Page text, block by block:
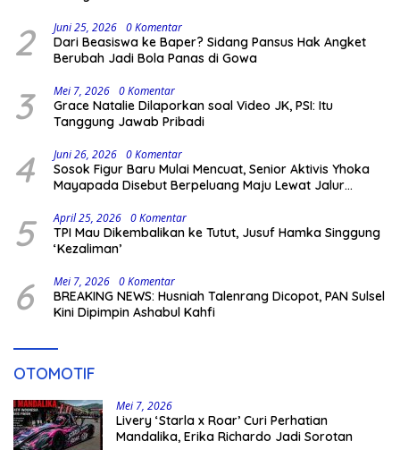
2 Juni 25, 2026 0 Komentar
Dari Beasiswa ke Baper? Sidang Pansus Hak Angket
Berubah Jadi Bola Panas di Gowa
3 Mei 7, 2026 0 Komentar
Grace Natalie Dilaporkan soal Video JK, PSI: Itu
Tanggung Jawab Pribadi
4 Juni 26, 2026 0 Komentar
Sosok Figur Baru Mulai Mencuat, Senior Aktivis Yhoka
Mayapada Disebut Berpeluang Maju Lewat Jalur
5 April 25, 2026 0 Komentar
TPI Mau Dikembalikan ke Tutut, Jusuf Hamka Singgung
‘Kezaliman’
6 Mei 7, 2026 0 Komentar
BREAKING NEWS: Husniah Talenrang Dicopot, PAN Sulsel
Kini Dipimpin Ashabul Kahfi
OTOMOTIF
Mei 7, 2026
Livery ‘Starla x Roar’ Curi Perhatian
Mandalika, Erika Richardo Jadi Sorotan